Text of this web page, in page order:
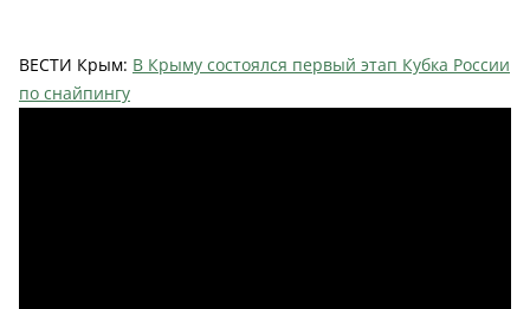
ВЕСТИ Крым: В Крыму состоялся первый этап Кубка России
по снайпингу